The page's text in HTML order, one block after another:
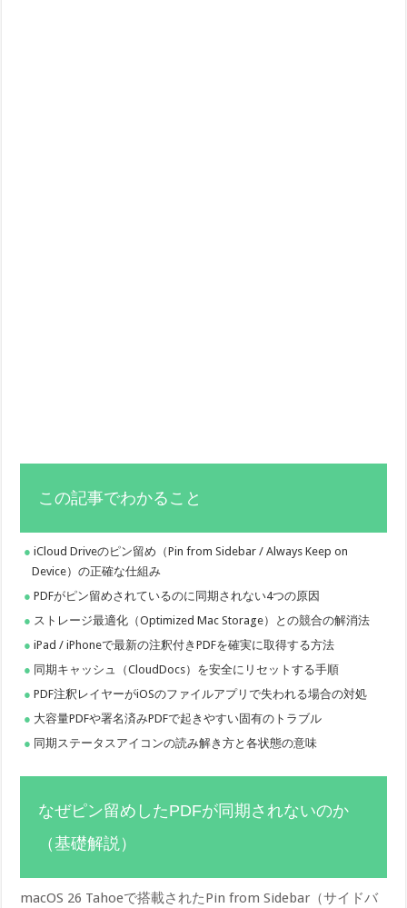
この記事でわかること
iCloud Driveのピン留め（Pin from Sidebar / Always Keep on
Device）の正確な仕組み
PDFがピン留めされているのに同期されない4つの原因
ストレージ最適化（Optimized Mac Storage）との競合の解消法
iPad / iPhoneで最新の注釈付きPDFを確実に取得する方法
同期キャッシュ（CloudDocs）を安全にリセットする手順
PDF注釈レイヤーがiOSのファイルアプリで失われる場合の対処
大容量PDFや署名済みPDFで起きやすい固有のトラブル
同期ステータスアイコンの読み解き方と各状態の意味
なぜピン留めしたPDFが同期されないのか
（基礎解説）
macOS 26 Tahoeで搭載されたPin from Sidebar（サイドバ